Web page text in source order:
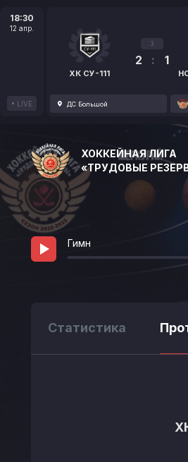
18:30
12 апр.
LIVE
ХК СУ-111
3
2 : 1
ДС Большой
ХОККЕЙНАЯ ЛИГА
«ТРУДОВЫЕ
Гимн
Статистика